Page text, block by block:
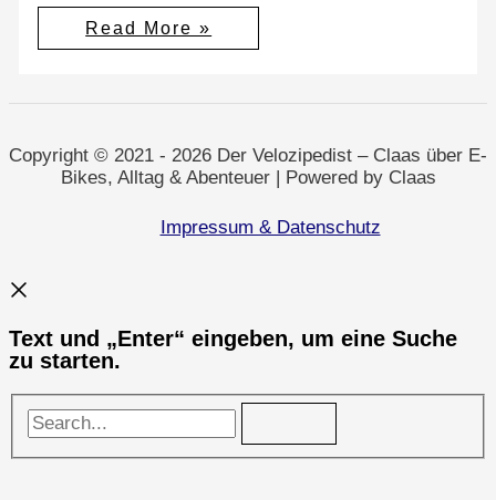
Ziele
für
Beteiligung
Read More »
Copyright © 2021 - 2026 Der Velozipedist – Claas über E-
Bikes, Alltag & Abenteuer | Powered by Claas
Impressum & Datenschutz
Text und „Enter“ eingeben, um eine Suche
zu starten.
Search...